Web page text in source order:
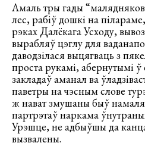
Амаль тры гады
лес, рабіў дошкі на
рэках Далёкага Усходу,
вырабляў цэглу для
даводзілася выцягваць з
проста рукамі, абернутымі
закладаў аманал ва
паветры на чэсным слове
ж нават змушаны быў
партрэтаў наркама
Урэшце, не адбыўшы да
вызвалены.